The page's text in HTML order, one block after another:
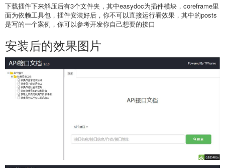
下载插件下来解压后有3个文件夹，其中easydoc为插件模块，coreframe里
面为依赖工具包，插件安装好后，你不可以直接运行看效果，其中的posts
是写的一个案例，你可以参考开发你自己想要的接口
安装后的效果图片